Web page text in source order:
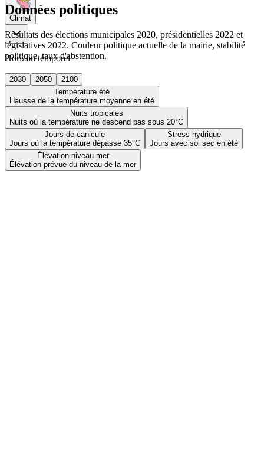
Climat
Horizon temporel
2030 2050
2100
Température été
Hausse de la température moyenne en été
Nuits tropicales
Nuits où la température ne descend pas sous 20°C
Jours de canicule
Jours où la température dépasse 35°C
Stress hydrique
Jours avec sol sec en été
Élévation niveau mer
Élévation prévue du niveau de la mer
Données politiques
Résultats des élections municipales 2020, présidentielles 2022 et
législatives 2022. Couleur politique actuelle de la mairie, stabilité
politique, taux d'abstention.